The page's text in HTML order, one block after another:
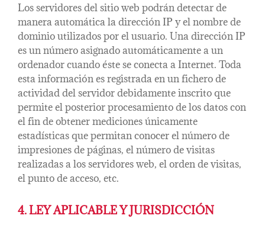
Los servidores del sitio web podrán detectar de
manera automática la dirección IP y el nombre de
dominio utilizados por el usuario. Una dirección IP
es un número asignado automáticamente a un
ordenador cuando éste se conecta a Internet. Toda
esta información es registrada en un fichero de
actividad del servidor debidamente inscrito que
permite el posterior procesamiento de los datos con
el fin de obtener mediciones únicamente
estadísticas que permitan conocer el número de
impresiones de páginas, el número de visitas
realizadas a los servidores web, el orden de visitas,
el punto de acceso, etc.
4. LEY APLICABLE Y JURISDICCIÓN